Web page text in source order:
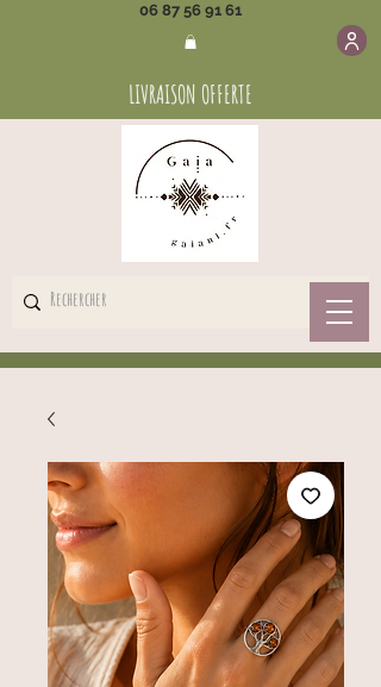
06 87 56 91 61
LIVRAISON OFFERTE